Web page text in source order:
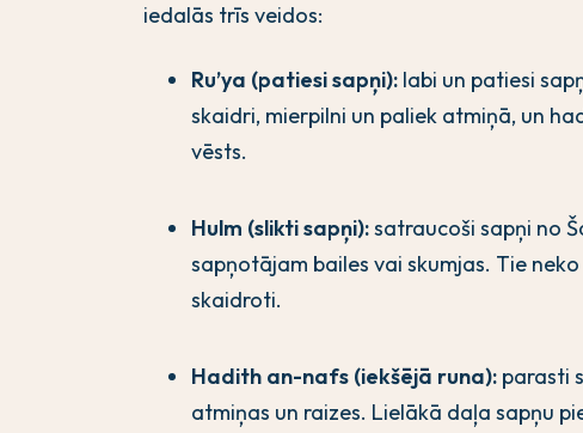
iedalās trīs veidos:
Ru’ya (patiesi sapņi): labi un patiesi
skaidri, mierpilni un paliek atmiņā, un
vēsts.
Hulm (slikti sapņi):satraucoši sapņi no
sapņotājam bailes vai skumjas. Tie
skaidroti.
Hadith an-nafs (iekšējā runa): parasti
atmiņas un raizes. Lielākā daļa sapņu